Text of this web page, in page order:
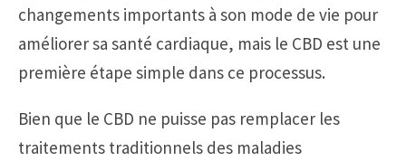
changements importants à son mode de vie pour
améliorer sa santé cardiaque, mais le CBD est une
première étape simple dans ce processus.
Bien que le CBD ne puisse pas remplacer les
traitements traditionnels des maladies